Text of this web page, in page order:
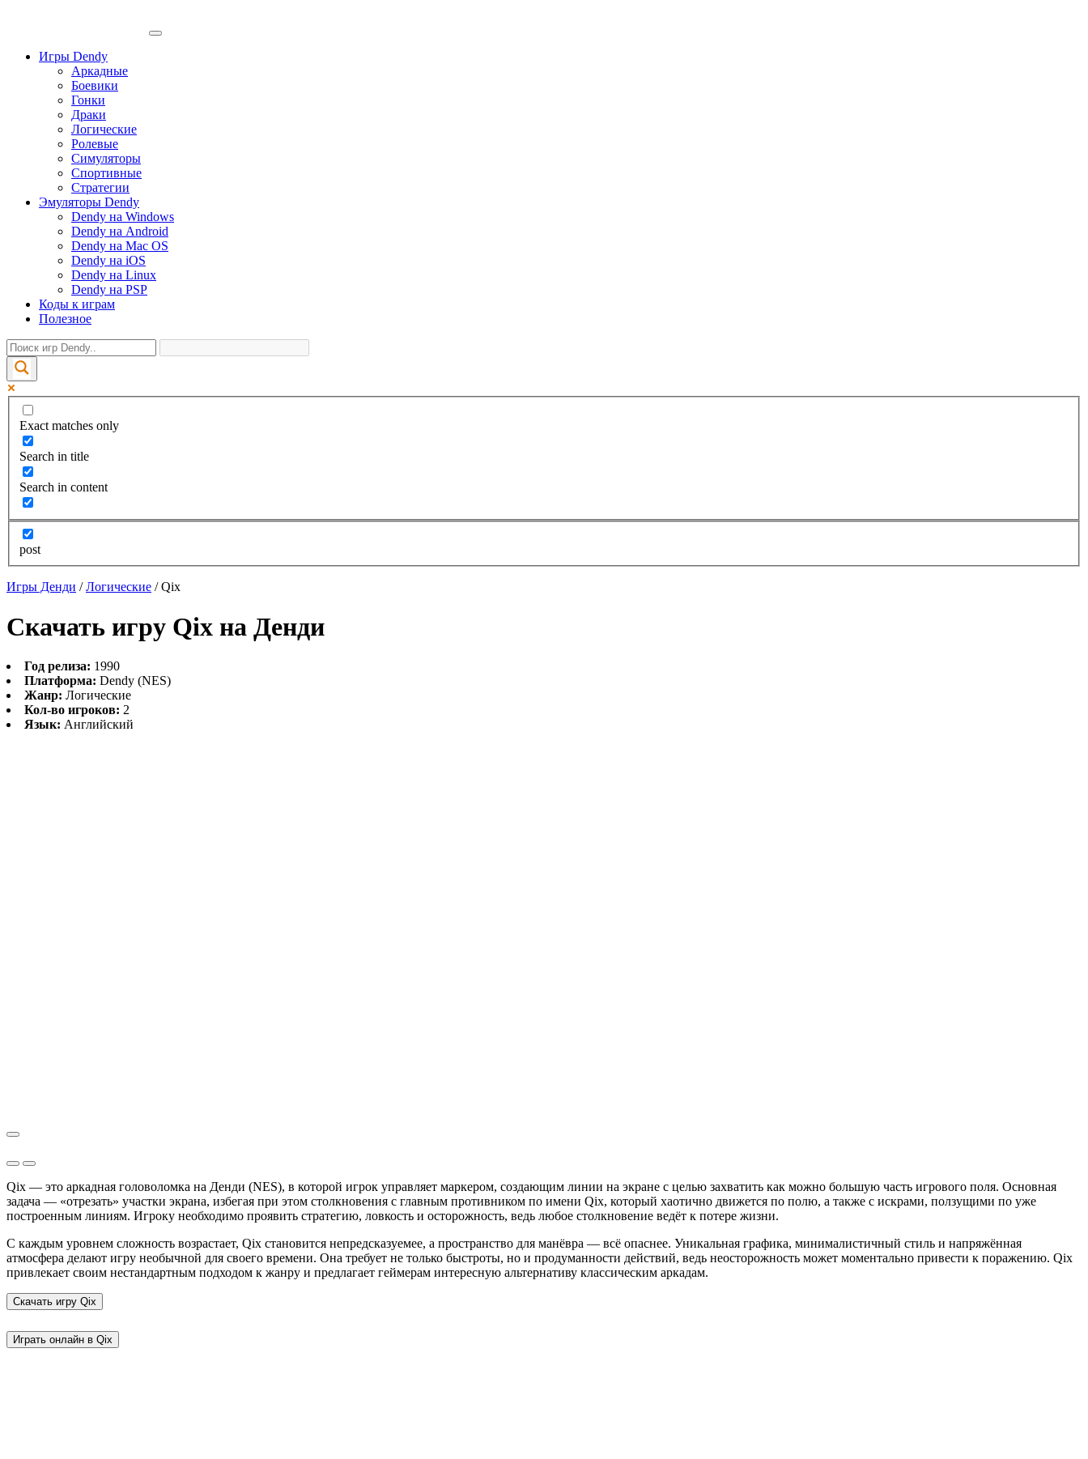
Игры Dendy
Аркадные
Боевики
Гонки
Драки
Логические
Ролевые
Симуляторы
Спортивные
Стратегии
Эмуляторы Dendy
Dendy на Windows
Dendy на Android
Dendy на Mac OS
Dendy на iOS
Dendy на Linux
Dendy на PSP
Коды к играм
Полезное
Exact matches only
Search in title
Search in content
post
Игры Денди /Логические /Qix
Скачать игру Qix на Денди
Год релиза: 1990
Платформа: Dendy (NES)
Жанр: Логические
Кол-во игроков: 2
Язык: Английский
Qix — это аркадная головоломка на Денди (NES), в которой игрок управляет маркером, создающим линии на экране с целью захватить как можно большую часть игрового поля. Основная
задача — «отрезать» участки экрана, избегая при этом столкновения с главным противником по имени Qix, который хаотично движется по полю, а также с искрами, ползущими по уже
построенным линиям. Игроку необходимо проявить стратегию, ловкость и осторожность, ведь любое столкновение ведёт к потере жизни.
С каждым уровнем сложность возрастает, Qix становится непредсказуемее, а пространство для манёвра — всё опаснее. Уникальная графика, минималистичный стиль и напряжённая
атмосфера делают игру необычной для своего времени. Она требует не только быстроты, но и продуманности действий, ведь неосторожность может моментально привести к поражению. Qix
привлекает своим нестандартным подходом к жанру и предлагает геймерам интересную альтернативу классическим аркадам.
Скачать игру Qix
Играть онлайн в Qix